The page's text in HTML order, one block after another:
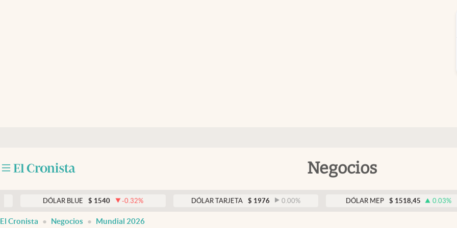
Negocios
DÓLAR BLUE $ 1540 -0.32% DÓLAR TARJETA $ 1976 0.00% DÓLAR MEP $ 1518,45 0.03%
El Cronista Negocios Mundial 2026